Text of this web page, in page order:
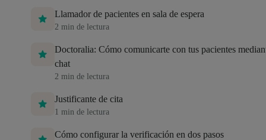
Llamador de pacientes en sala de espera
2 min de lectura
Doctoralia: Cómo comunicarte con tus pacientes
chat
2 min de lectura
Justificante de cita
1 min de lectura
Cómo configurar la verificación en dos pasos